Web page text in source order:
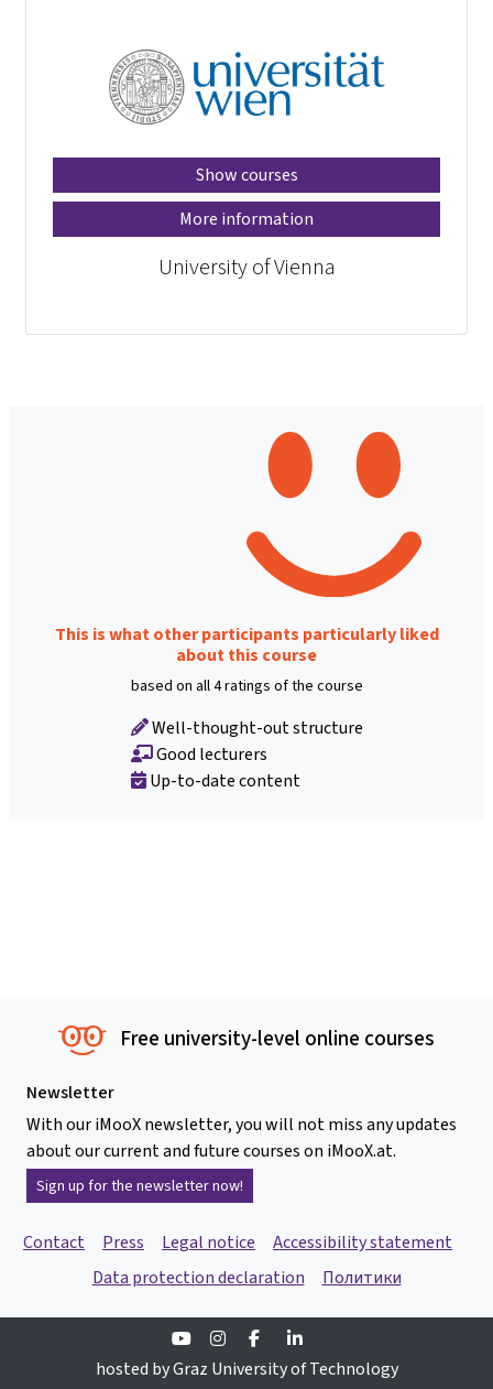
Show courses
More information
University of Vienna
This is what other participants particularly liked
about this course
based on all 4 ratings of the course
Well-thought-out structure
Good lecturers
Up-to-date content
Free university-level online courses
Newsletter
With our iMooX newsletter, you will not miss any updates
about our current and future courses on iMooX.at.
Sign up for the newsletter now!
Contact Press Legal notice
Accessibility statement
Data protection declaration
Политики
YoutubeInstagramFacebook
hosted by Graz University of Technology